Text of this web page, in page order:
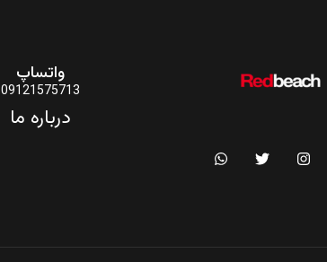
واتساپ
09121575713
درباره ما